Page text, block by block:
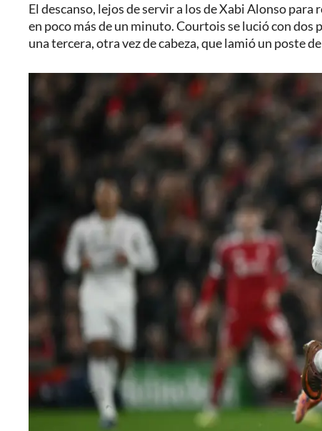
El descanso, lejos de servir a los de Xabi Alonso
en poco más de un minuto. Courtois se lució con dos
una tercera, otra vez de cabeza, que lamió un poste